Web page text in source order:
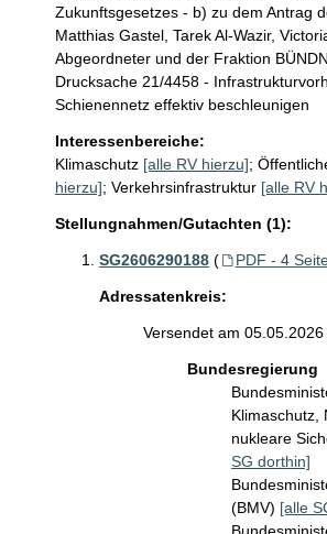
Zukunftsgesetzes - b) zu dem Antrag
Matthias Gastel, Tarek Al-Wazir,
Abgeordneter und der Fraktion
Drucksache 21/4458 -
Schienennetz effektiv beschleunigen
Interessenbereiche:
Klimaschutz [alle RV hierzu];
hierzu]; Verkehrsinfrastruktur [alle RV
Stellungnahmen/Gutachten (1):
SG2606290188 ( PDF - 4
Adressatenkreis:
Versendet am 05.05.2026
Bundesregierung
Klimaschutz,
nukleare
SG dorthin]
(BMV) [alle